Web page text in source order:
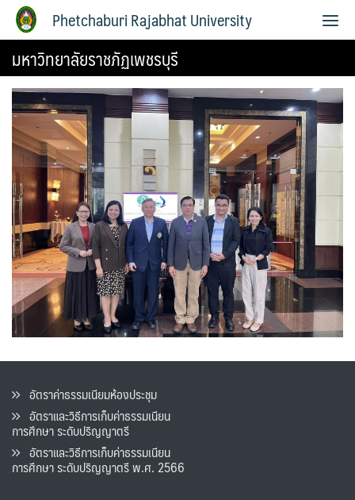
Phetchaburi Rajabhat University
มหาวิทยาลัยราชภัฏเพชรบุรี
อัตราค่าธรรมเนียมห้องประชุม
อัตราและวิธีการเก็บค่าธรรมเนียน
การศึกษา ระดับปริญญาตรี
อัตราและวิธีการเก็บค่าธรรมเนียน
การศึกษา ระดับปริญญาตรี พ.ศ. 2566